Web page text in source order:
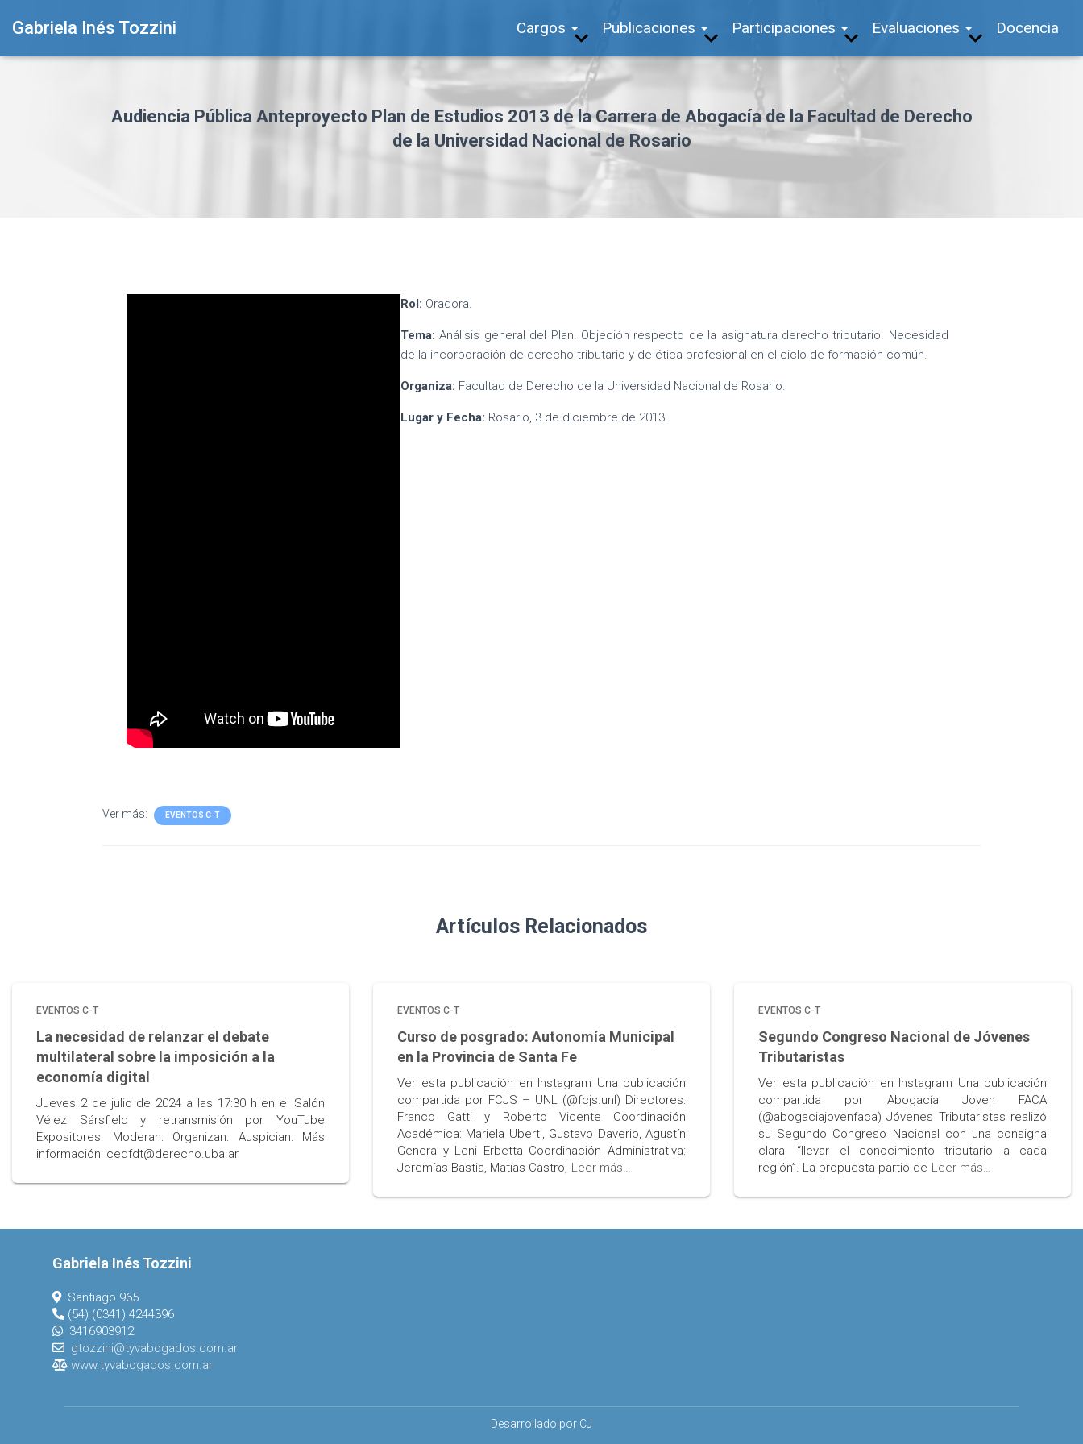
Gabriela Inés Tozzini Cargos Publicaciones Participaciones Evaluaciones Docencia
Audiencia Pública Anteproyecto Plan de Estudios 2013 de la Carrera de Abogacía de la Facultad de Derecho
de la Universidad Nacional de Rosario
Rol: Oradora.
Tema: Análisis general del Plan. Objeción respecto de la asignatura derecho tributario. Necesidad
de la incorporación de derecho tributario y de ética profesional en el ciclo de formación común.
Organiza: Facultad de Derecho de la Universidad Nacional de Rosario.
Lugar y Fecha: Rosario, 3 de diciembre de 2013.
Ver más: EVENTOS C-T
Artículos Relacionados
EVENTOS C-T
La necesidad de relanzar el debate
multilateral sobre la imposición a la
economía digital
Jueves 2 de julio de 2024 a las 17:30 h en el Salón
Vélez Sársfield y retransmisión por YouTube
Expositores: Moderan: Organizan: Auspician: Más
información: cedfdt@derecho.uba.ar
EVENTOS C-T
Curso de posgrado: Autonomía Municipal
en la Provincia de Santa Fe
Ver esta publicación en Instagram Una publicación
compartida por FCJS – UNL (@fcjs.unl) Directores:
Franco Gatti y Roberto Vicente Coordinación
Académica: Mariela Uberti, Gustavo Daverio, Agustín
Genera y Leni Erbetta Coordinación Administrativa:
Jeremías Bastia, Matías Castro, Leer más…
EVENTOS C-T
Segundo Congreso Nacional de Jóvenes
Tributaristas
Ver esta publicación en Instagram Una publicación
compartida por Abogacía Joven FACA
(@abogaciajovenfaca) Jóvenes Tributaristas realizó
su Segundo Congreso Nacional con una consigna
clara: “llevar el conocimiento tributario a cada
región”. La propuesta partió de Leer más…
Gabriela Inés Tozzini
Santiago 965
(54) (0341) 4244396
3416903912
gtozzini@tyvabogados.com.ar
www.tyvabogados.com.ar
Desarrollado por CJ